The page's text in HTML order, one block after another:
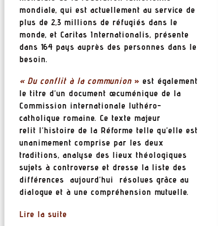
mondiale, qui est actuellement au service de
plus de 2,3 millions de réfugiés dans le
monde, et Caritas Internationalis, présente
dans 164 pays auprès des personnes dans le
besoin.
« Du conflit à la communion» est également
le titre d’un document œcuménique de la
Commission internationale luthéro-
catholique romaine. Ce texte majeur
relit l’histoire de la Réforme telle qu’elle est
unanimement comprise par les deux
traditions, analyse des lieux théologiques
sujets à controverse et dresse la liste des
différences aujourd’hui résolues grâce au
dialogue et à une compréhension mutuelle.
Lire la suite